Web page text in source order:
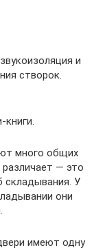
и
створок.
книги.
много общих
различает — это
складывания. У
они
имеют одну